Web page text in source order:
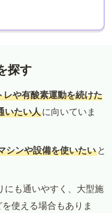
探す
や有酸素運動を続けた
いたい人に向いていま
シンや設備を使いたい と
にも通いやすく、大型施
使える場合もありま